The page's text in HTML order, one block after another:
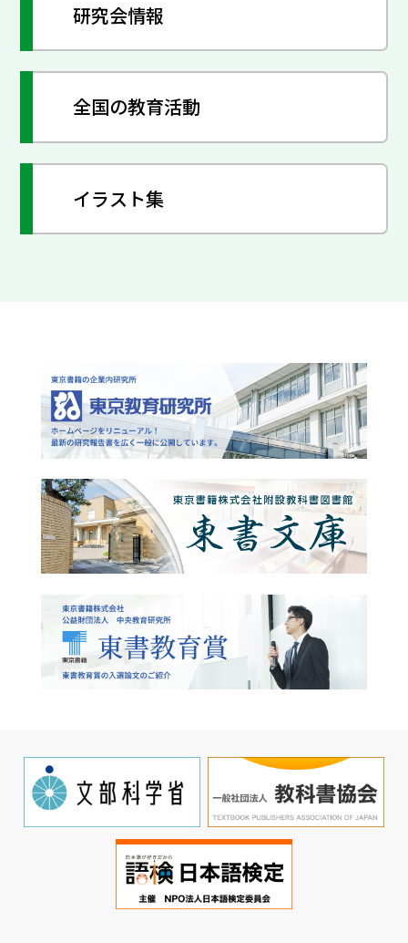
研究会情報
全国の教育活動
イラスト集